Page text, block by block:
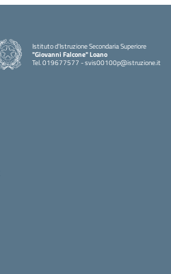
Istituto d'Istruzione Secondaria Superiore
"Giovanni Falcone" Loano
Tel. 019677577 - svis00100p@istruzione.it
— Visita la pagina iniziale della scuola